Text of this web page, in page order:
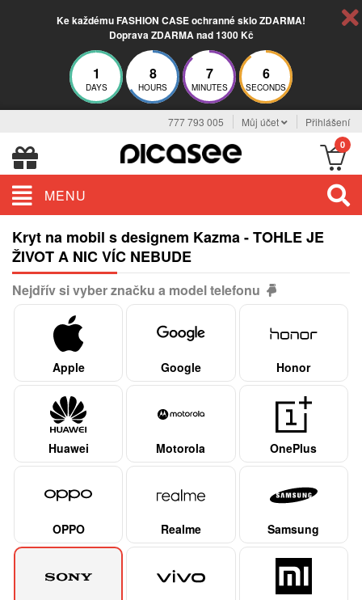
Ke každému FASHION CASE ochranné sklo ZDARMA!
Doprava ZDARMA nad 1300 Kč
1
DAYS
8
HOURS
7
MINUTES
5
SECONDS
777 793 005 Můj účet Přihlášení
0
MENU
Kryt na mobil s designem Kazma - TOHLE JE
ŽIVOT A NIC VÍC NEBUDE
Nejdřív si vyber značku a model telefonu
Apple Google Honor
Huawei Motorola OnePlus
OPPO Realme Samsung